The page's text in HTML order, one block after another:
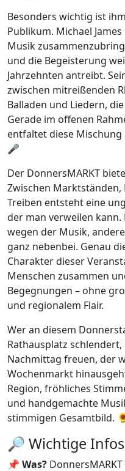
Besonders wichtig ist
Publikum. Michael
Musik
und die Begeisterung
Jahrzehnten antreibt.
zwischen mitreißenden
Balladen und Liedern,
Gerade im offenen
entfaltet diese
🎤
Der DonnersMARKT
Zwischen
Treiben entsteht eine
der man verweilen
wegen der Musik,
ganz nebenbei. Genau
Charakter dieser
Menschen zusammen
Begegnungen – ohne
und regionalem Flair.
Wer an diesem
Rathausplatz
Nachmittag freuen, der
Wochenmarkt
Region, fröhliches
und handgemachte
stimmigen Gesamtbild.
🔎 Wichtige
📌 Was?